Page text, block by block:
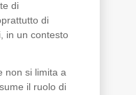
di
di
in un contesto
non si limita a
il ruolo di